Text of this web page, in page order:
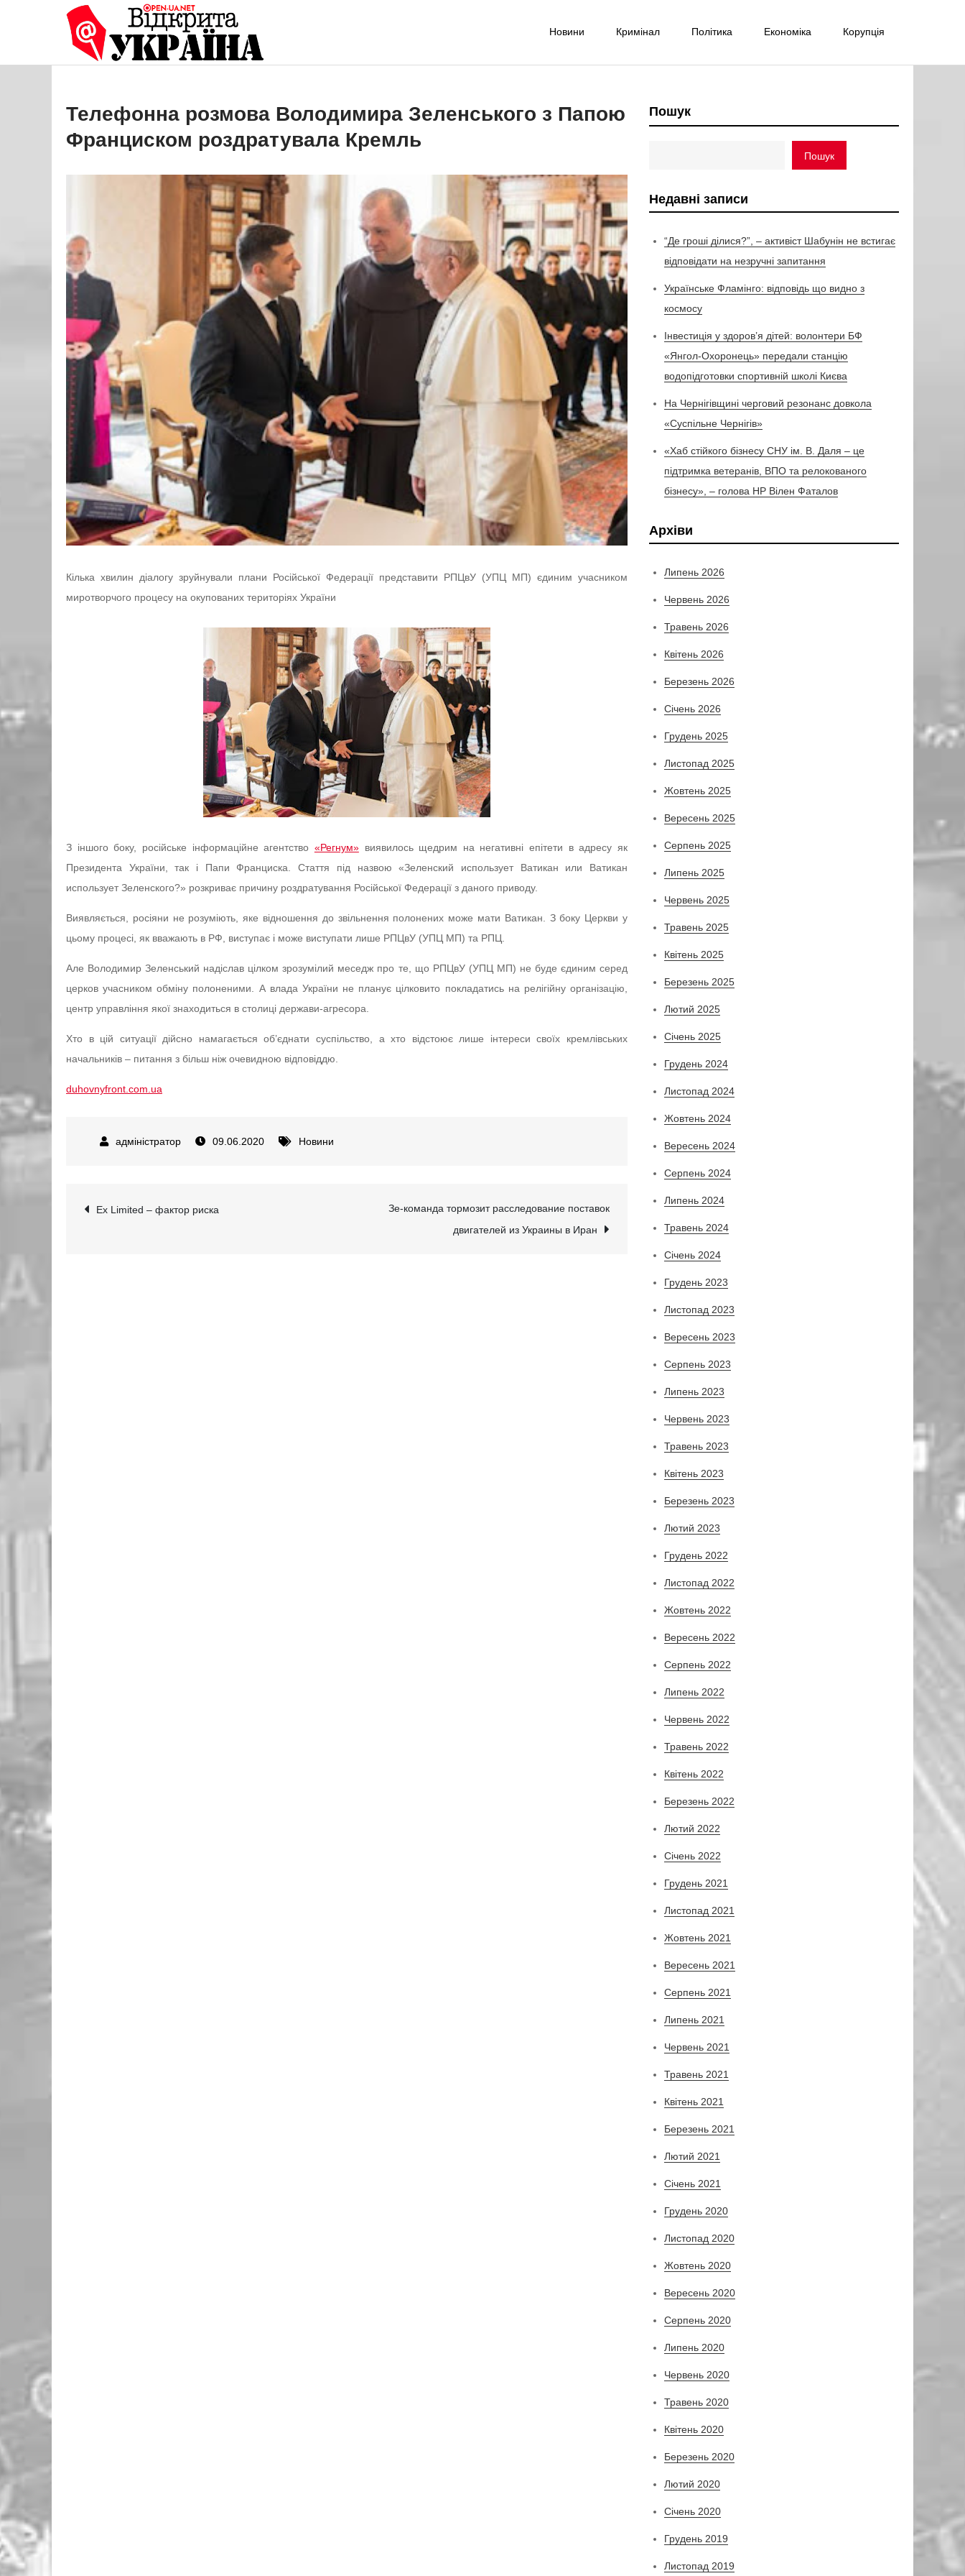
Новини Кримінал Політика Економіка Корупція
Телефонна розмова Володимира Зеленського з Папою
Франциском роздратувала Кремль
Кілька хвилин діалогу зруйнували плани Російської Федерації представити РПЦвУ (УПЦ МП) єдиним учасником
миротворчого процесу на окупованих територіях України
З іншого боку, російське інформаційне агентство «Регнум»виявилось щедрим на негативні епітети в адресу як
Президента України, так і Папи Франциска. Стаття під назвою «Зеленский использует Ватикан или Ватикан
использует Зеленского?» розкриває причину роздратування Російської Федерації з даного приводу.
Виявляється, росіяни не розуміють, яке відношення до звільнення полонених може мати Ватикан. З боку Церкви у
цьому процесі, як вважають в РФ, виступає і може виступати лише РПЦвУ (УПЦ МП) та РПЦ.
Але Володимир Зеленський надіслав цілком зрозумілий меседж про те, що РПЦвУ (УПЦ МП) не буде єдиним серед
церков учасником обміну полоненими. А влада України не планує цілковито покладатись на релігійну організацію,
центр управління якої знаходиться в столиці держави-агресора.
Хто в цій ситуації дійсно намагається об’єднати суспільство, а хто відстоює лише інтереси своїх кремлівських
начальників – питання з більш ніж очевидною відповіддю.
duhovnyfront.com.ua
09.06.2020 Новини
Навігація
Ex Limited – фактор риска
Зе-команда тормозит расследование поставок
двигателей из Украины в Иран
Пошук
Пошук
Недавні записи
“Де гроші ділися?”, – активіст Шабунін не встигає
відповідати на незручні запитання
Українське Фламінго: відповідь що видно з
космосу
Інвестиція у здоров’я дітей: волонтери БФ
«Янгол-Охоронець» передали станцію
водопідготовки спортивній школі Києва
На Чернігівщині черговий резонанс довкола
«Суспільне Чернігів»
«Хаб стійкого бізнесу СНУ ім. В. Даля – це
підтримка ветеранів, ВПО та релокованого
бізнесу», – голова НР Вілен Фаталов
Архіви
Липень 2026
Червень 2026
Травень 2026
Квітень 2026
Березень 2026
Січень 2026
Грудень 2025
Листопад 2025
Жовтень 2025
Вересень 2025
Серпень 2025
Липень 2025
Червень 2025
Травень 2025
Квітень 2025
Березень 2025
Лютий 2025
Січень 2025
Грудень 2024
Листопад 2024
Жовтень 2024
Вересень 2024
Серпень 2024
Липень 2024
Травень 2024
Січень 2024
Грудень 2023
Листопад 2023
Вересень 2023
Серпень 2023
Липень 2023
Червень 2023
Травень 2023
Квітень 2023
Березень 2023
Лютий 2023
Грудень 2022
Листопад 2022
Жовтень 2022
Вересень 2022
Серпень 2022
Липень 2022
Червень 2022
Травень 2022
Квітень 2022
Березень 2022
Лютий 2022
Січень 2022
Грудень 2021
Листопад 2021
Жовтень 2021
Вересень 2021
Серпень 2021
Липень 2021
Червень 2021
Травень 2021
Квітень 2021
Березень 2021
Лютий 2021
Січень 2021
Грудень 2020
Листопад 2020
Жовтень 2020
Вересень 2020
Серпень 2020
Липень 2020
Червень 2020
Травень 2020
Квітень 2020
Березень 2020
Лютий 2020
Січень 2020
Грудень 2019
Листопад 2019